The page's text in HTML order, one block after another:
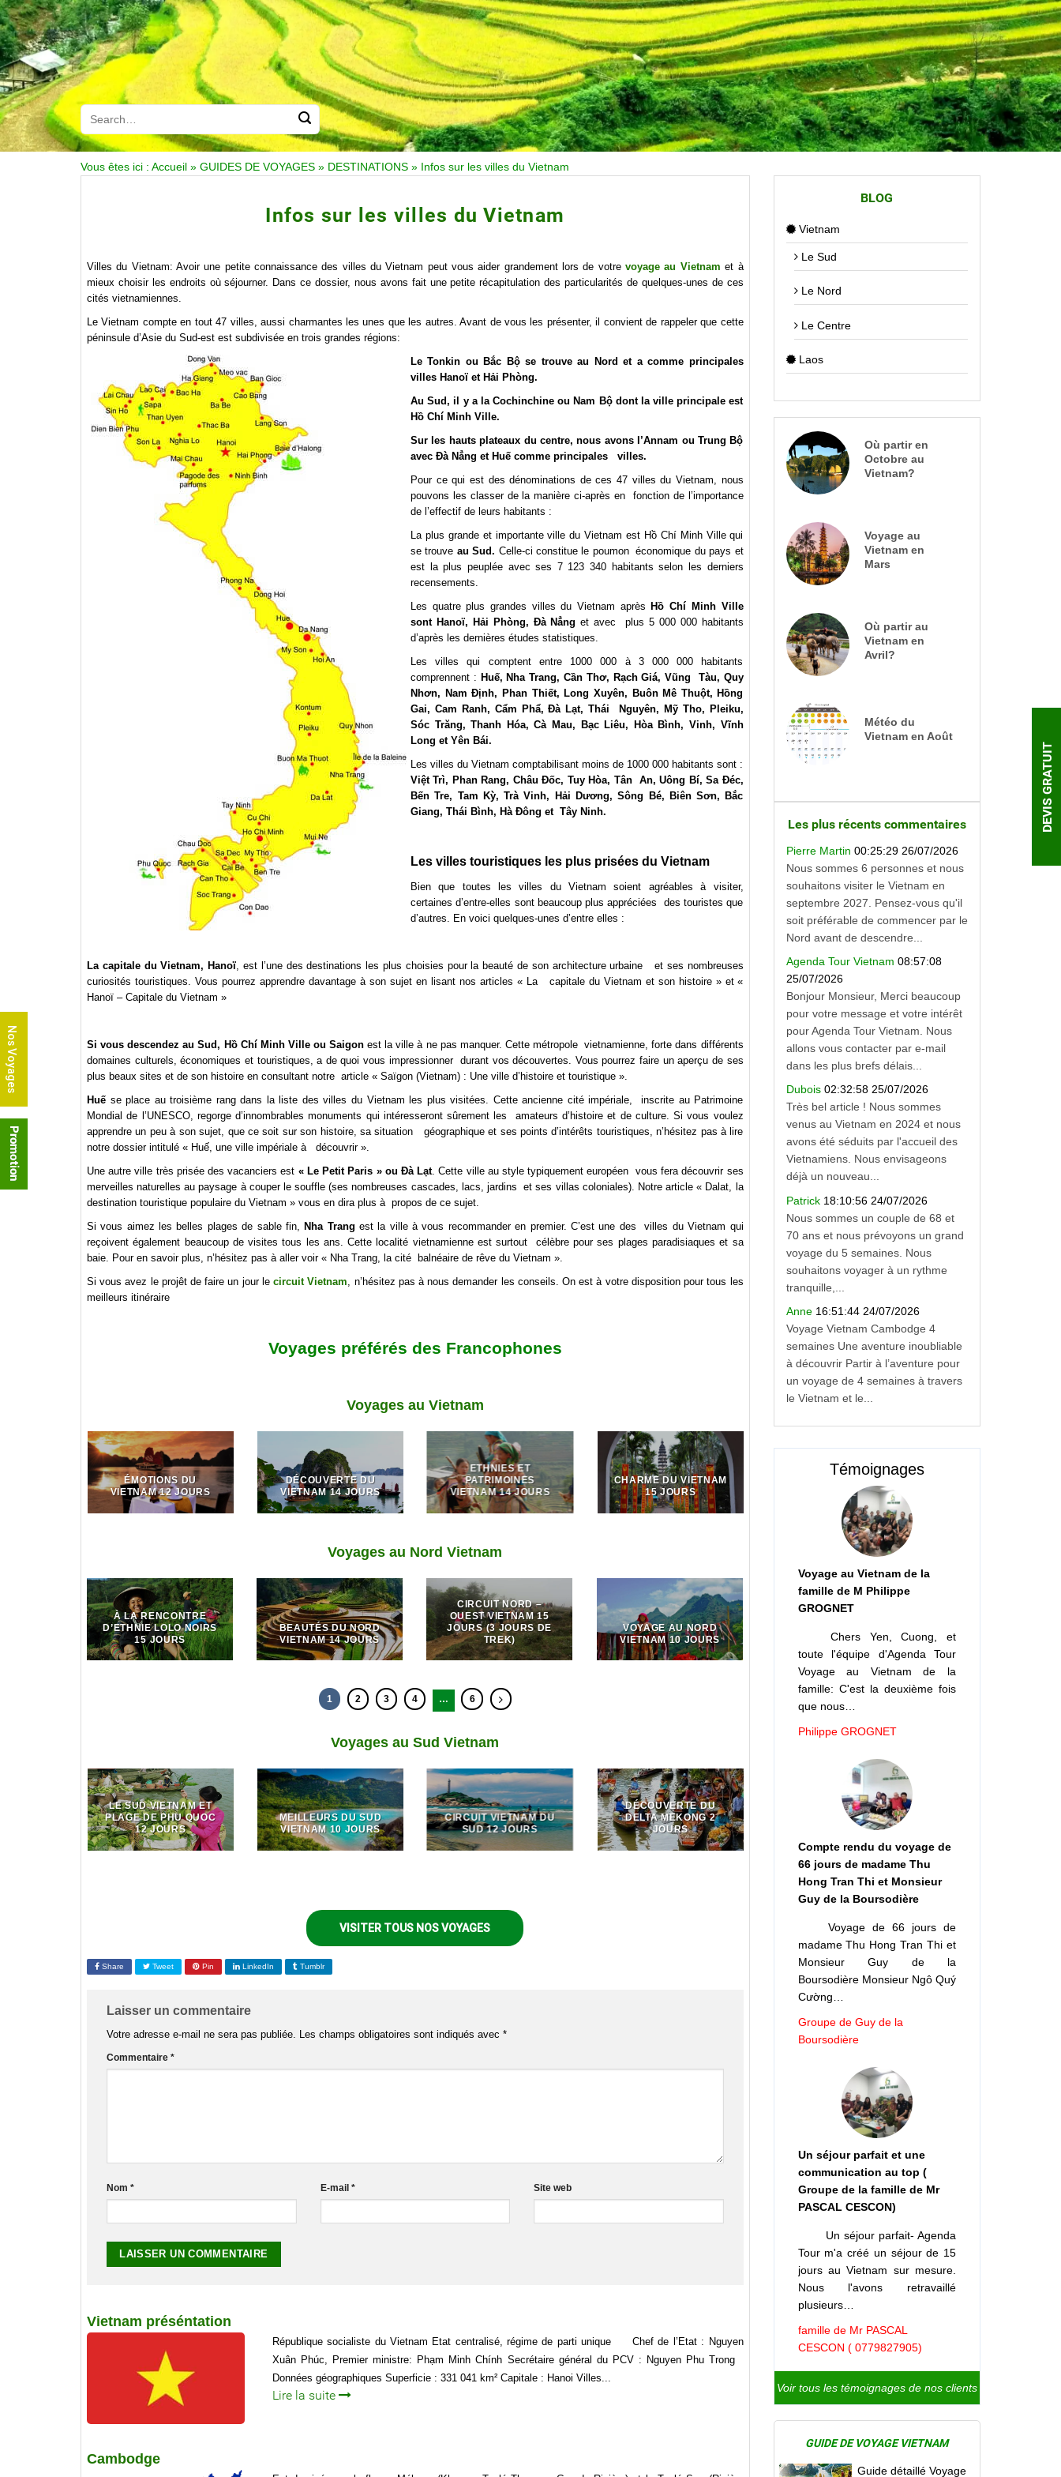
Vous êtes ici : Accueil » GUIDES DE VOYAGES » DESTINATIONS » Infos sur les villes du Vietnam
Infos sur les villes du Vietnam
Villes du Vietnam: Avoir une petite connaissance des villes du Vietnam peut vous aider grandement lors de votrevoyage au Vietnam et à
mieux choisir les endroits où séjourner. Dans ce dossier, nous avons fait une petite récapitulation des particularités de quelques-unes de ces
cités vietnamiennes.
Le Vietnam compte en tout 47 villes, aussi charmantes les unes que les autres. Avant de vous les présenter, il convient de rappeler que cette
péninsule d’Asie du Sud-est est subdivisée en trois grandes régions:
Le Tonkin ou Bắc Bộ se trouve au Nord et a comme principales
villes Hanoï et Hải Phòng.
Au Sud, il y a la Cochinchine ou Nam Bộ dont la ville principale est
Hồ Chí Minh Ville.
Sur les hauts plateaux du centre, nous avons l’Annam ou Trung Bộ
avec Ðà Nẳng et Huế comme principales villes.
Pour ce qui est des dénominations de ces 47 villes du Vietnam, nous
pouvons les classer de la manière ci-après en fonction de l’importance
de l’effectif de leurs habitants :
La plus grande et importante ville du Vietnam est Hồ Chí Minh Ville qui
se trouve au Sud. Celle-ci constitue le poumon économique du pays et
est la plus peuplée avec ses 7 123 340 habitants selon les derniers
recensements.
Les quatre plus grandes villes du Vietnam après Hồ Chí Minh Ville
sont Hanoï, Hải Phòng, Ðà Nẳng et avec plus 5 000 000 habitants
d’après les dernières études statistiques.
Les villes qui comptent entre 1000 000 à 3 000 000 habitants
comprennent : Huế, Nha Trang, Cần Thơ, Rạch Giá, Vũng Tàu, Quy
Nhơn, Nam Ðịnh, Phan Thiết, Long Xuyên, Buôn Mê Thuột, Hồng
Gai, Cam Ranh, Cẩm Phẩ, Ðà Lạt, Thái Nguyên, Mỹ Tho, Pleiku,
Sóc Trăng, Thanh Hóa, Cà Mau, Bạc Liêu, Hòa Bình, Vinh, Vĩnh
Long et Yên Bái.
Les villes du Vietnam comptabilisant moins de 1000 000 habitants sont :
Việt Trì, Phan Rang, Châu Ðốc, Tuy Hòa, Tân An, Uông Bí, Sa Ðéc,
Bến Tre, Tam Kỳ, Trà Vinh, Hải Dương, Sông Bé, Biên Sơn, Bắc
Giang, Thái Bình, Hà Ðông et Tây Ninh.
Les villes touristiques les plus prisées du Vietnam
Bien que toutes les villes du Vietnam soient agréables à visiter,
certaines d’entre-elles sont beaucoup plus appréciées des touristes que
d’autres. En voici quelques-unes d’entre elles :
La capitale du Vietnam, Hanoï, est l’une des destinations les plus choisies pour la beauté de son architecture urbaine et ses nombreuses
curiosités touristiques. Vous pourrez apprendre davantage à son sujet en lisant nos articles « La capitale du Vietnam et son histoire » et «
Hanoï – Capitale du Vietnam »
Si vous descendez au Sud, Hồ Chí Minh Ville ou Saigon est la ville à ne pas manquer. Cette métropole vietnamienne, forte dans différents
domaines culturels, économiques et touristiques, a de quoi vous impressionner durant vos découvertes. Vous pourrez faire un aperçu de ses
plus beaux sites et de son histoire en consultant notre article « Saïgon (Vietnam) : Une ville d’histoire et touristique ».
Huế se place au troisième rang dans la liste des villes du Vietnam les plus visitées. Cette ancienne cité impériale, inscrite au Patrimoine
Mondial de l’UNESCO, regorge d’innombrables monuments qui intéresseront sûrement les amateurs d’histoire et de culture. Si vous voulez
apprendre un peu à son sujet, que ce soit sur son histoire, sa situation géographique et ses points d’intérêts touristiques, n’hésitez pas à lire
notre dossier intitulé « Huế, une ville impériale à découvrir ».
Une autre ville très prisée des vacanciers est « Le Petit Paris » ou Ðà Lạt. Cette ville au style typiquement européen vous fera découvrir ses
merveilles naturelles au paysage à couper le souffle (ses nombreuses cascades, lacs, jardins et ses villas coloniales). Notre article « Dalat, la
destination touristique populaire du Vietnam » vous en dira plus à propos de ce sujet.
Si vous aimez les belles plages de sable fin, Nha Trangest la ville à vous recommander en premier. C’est une des villes du Vietnam qui
reçoivent également beaucoup de visites tous les ans. Cette localité vietnamienne est surtout célèbre pour ses plages paradisiaques et sa
baie. Pour en savoir plus, n’hésitez pas à aller voir « Nha Trang, la cité balnéaire de rêve du Vietnam ».
Si vous avez le projêt de faire un jour lecircuit Vietnam, n’hésitez pas à nous demander les conseils. On est à votre disposition pour tous les
meilleurs itinéraire
Voyages préférés des Francophones
Voyages au Vietnam
ÉMOTIONS DU
VIETNAM 12 JOURS
DÉCOUVERTE DU
VIETNAM 14 JOURS
ETHNIES ET
PATRIMOINES
VIETNAM 14 JOURS
CHARME DU VIETNAM
15 JOURS
Voyages au Nord Vietnam
À LA RENCONTRE
D’ETHNIE LOLO NOIRS
15 JOURS
BEAUTÉS DU NORD
VIETNAM 14 JOURS
CIRCUIT NORD –
OUEST VIETNAM 15
JOURS (3 JOURS DE
TREK)
VOYAGE AU NORD
VIETNAM 10 JOURS
1 2 3 4 … 6
Voyages au Sud Vietnam
LE SUD VIETNAM ET
PLAGE DE PHU QUOC
12 JOURS
MEILLEURS DU SUD
VIETNAM 10 JOURS
CIRCUIT VIETNAM DU
SUD 12 JOURS
DÉCOUVERTE DU
DELTA MEKONG 2
JOURS
VISITER TOUS NOS VOYAGES
Share Tweet Pin LinkedIn Tumblr
Laisser un commentaire
Votre adresse e-mail ne sera pas publiée. Les champs obligatoires sont indiqués avec *
Commentaire *
Nom * E-mail * Site web
Vietnam préséntation
République socialiste du Vietnam Etat centralisé, régime de parti unique Chef de l’Etat : Nguyen
Xuân Phúc, Premier ministre: Phạm Minh Chính Secrétaire général du PCV : Nguyen Phu Trong
Données géographiques Superficie : 331 041 km² Capitale : Hanoi Villes...
Lire la suite
Cambodge
BLOG
Vietnam
Le Sud
Le Nord
Le Centre
Laos
Où partir en
Octobre au
Vietnam?
Voyage au
Vietnam en
Mars
Où partir au
Vietnam en
Avril?
Météo du
Vietnam en Août
Les plus récents commentaires
Pierre Martin 00:25:29 26/07/2026
Nous sommes 6 personnes et nous
souhaitons visiter le Vietnam en
septembre 2027. Pensez-vous qu'il
soit préférable de commencer par le
Nord avant de descendre...
Agenda Tour Vietnam 08:57:08
25/07/2026
Bonjour Monsieur, Merci beaucoup
pour votre message et votre intérêt
pour Agenda Tour Vietnam. Nous
allons vous contacter par e-mail
dans les plus brefs délais...
Dubois 02:32:58 25/07/2026
Très bel article ! Nous sommes
venus au Vietnam en 2024 et nous
avons été séduits par l'accueil des
Vietnamiens. Nous envisageons
déjà un nouveau...
Patrick 18:10:56 24/07/2026
Nous sommes un couple de 68 et
70 ans et nous prévoyons un grand
voyage du 5 semaines. Nous
souhaitons voyager à un rythme
tranquille,...
Anne 16:51:44 24/07/2026
Voyage Vietnam Cambodge 4
semaines Une aventure inoubliable
à découvrir Partir à l’aventure pour
un voyage de 4 semaines à travers
le Vietnam et le...
Témoignages
Voyage au Vietnam de la
famille de M Philippe
GROGNET
Chers Yen, Cuong, et
toute l'équipe d'Agenda Tour
Voyage au Vietnam de la
famille: C'est la deuxième fois
que nous…
Philippe GROGNET
Compte rendu du voyage de
66 jours de madame Thu
Hong Tran Thi et Monsieur
Guy de la Boursodière
Voyage de 66 jours de
madame Thu Hong Tran Thi et
Monsieur Guy de la
Boursodière Monsieur Ngô Quý
Cường…
Groupe de Guy de la
Boursodière
Un séjour parfait et une
communication au top (
Groupe de la famille de Mr
PASCAL CESCON)
Un séjour parfait- Agenda
Tour m'a créé un séjour de 15
jours au Vietnam sur mesure.
Nous l'avons retravaillé
plusieurs…
famille de Mr PASCAL
CESCON ( 0779827905)
Voir tous les témoignages de nos clients
GUIDE DE VOYAGE VIETNAM
Guide détaillé Voyage
DEVIS GRATUIT
Nos Voyages